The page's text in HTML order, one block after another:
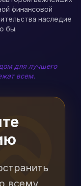
финансовой
наследие
бы.
для лучшего
всем.
всему